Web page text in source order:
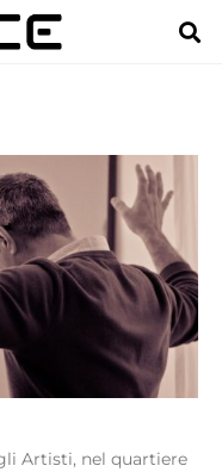
Artisti, nel quartiere